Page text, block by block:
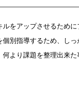
をアップさせるため
別指導するため、しっ
より課題を整理出来